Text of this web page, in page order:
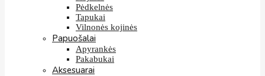
Pėdkelnės
Tapukai
Vilnonės kojinės
Papuošalai
Apyrankės
Pakabukai
Aksesuarai